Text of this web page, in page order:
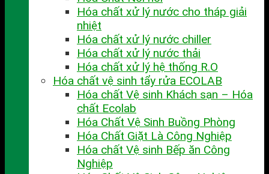
Hóa chất xử lý nước cho tháp giải
nhiệt
Hóa chất xử lý nước chiller
Hóa chất xử lý nước thải
Hóa chất xử lý hệ thống R.O
Hóa chất vệ sinh tẩy rửa ECOLAB
Hóa chất Vệ sinh Khách sạn – Hóa
chất Ecolab
Hóa Chất Vệ Sinh Buồng Phòng
Hóa Chất Giặt Là Công Nghiệp
Hóa chất Vệ sinh Bếp ăn Công
Nghiệp